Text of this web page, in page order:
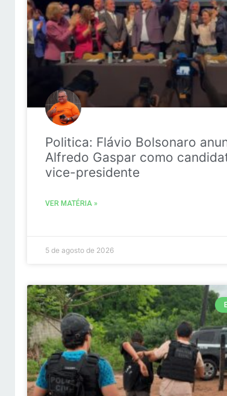
Politica: Flávio Bolsonaro
Alfredo Gaspar como
vice-presidente
VER MATÉRIA »
5 de agosto de 2026